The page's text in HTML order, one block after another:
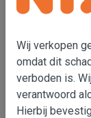
Tezza Ripasso
Valpolicella
Wij verkopen
omdat dit
verboden is.
verantwoord
Hierbij